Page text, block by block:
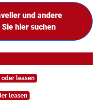
und andere
hier suchen
oder leasen
leasen